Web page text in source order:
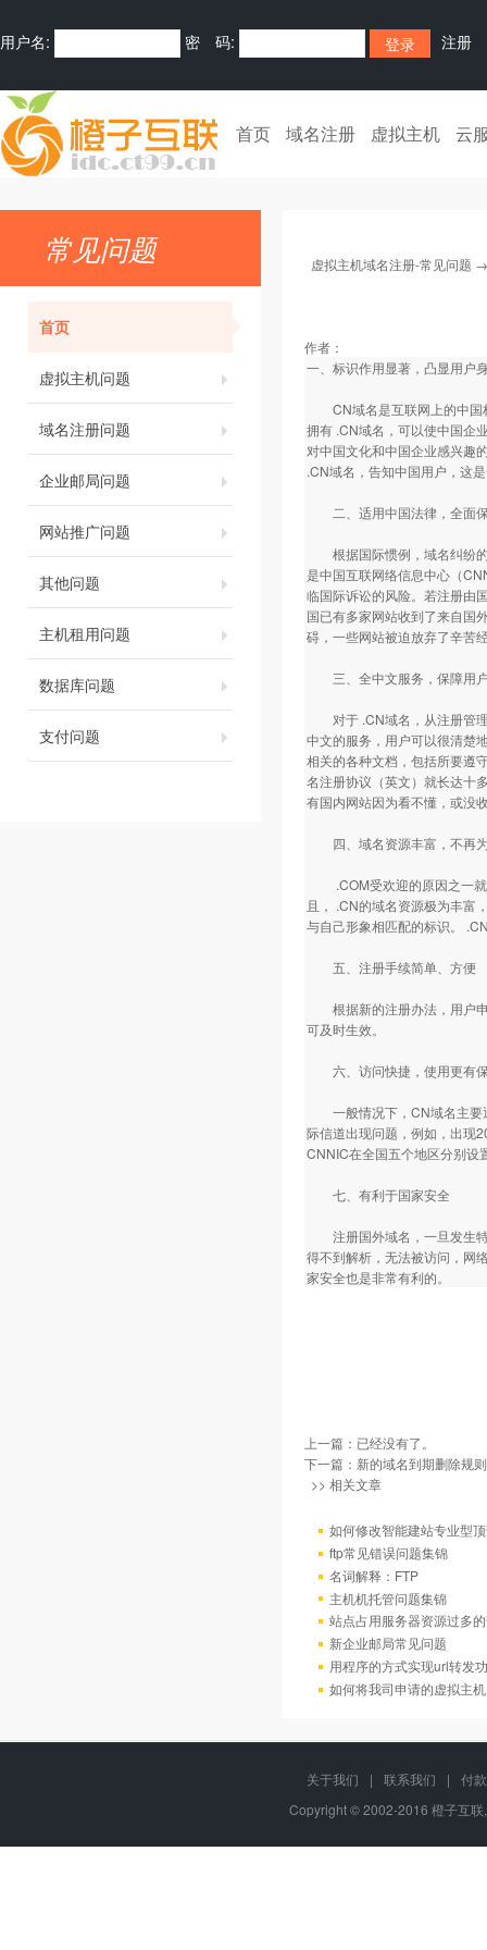
用户名: 密 码: 注册
首页 域名注册 虚拟主机 云
常见问题
首页
虚拟主机问题
域名注册问题
企业邮局问题
网站推广问题
其他问题
主机租用问题
数据库问题
支付问题
虚拟主机域名注册-常见问题
作者：
一、标识作用显著，凸显用户
CN域名是互联网上的中国
拥有 .CN域名，可以使中国企
对中国文化和中国企业感兴趣
.CN域名，告知中国用户，这
二、适用中国法律，全面
根据国际惯例，域名纠纷的
是中国互联网络信息中心（
临国际诉讼的风险。若注册由
国已有多家网站收到了来自国
碍，一些网站被迫放弃了辛苦
三、全中文服务，保障用
对于 .CN域名，从注册管理
中文的服务，用户可以很清楚
相关的各种文档，包括所要遵
名注册协议（英文）就长达十
有国内网站因为看不懂，或没
四、域名资源丰富，不再
.COM受欢迎的原因之一就
且， .CN的域名资源极为丰富
与自己形象相匹配的标识。
五、注册手续简单、方便
根据新的注册办法，用户申
可及时生效。
六、访问快捷，使用更有
一般情况下，CN域名主要
际信道出现问题，例如，出现
CNNIC在全国五个地区分别设
七、有利于国家安全
注册国外域名，一旦发生特
得不到解析，无法被访问，网
家安全也是非常有利的。
上一篇：已经没有了。
下一篇： 新的域名到期删除规
>> 相关文章
如何修改智能建站专业型
ftp常见错误问题集锦
名词解释：FTP
主机机托管问题集锦
站点占用服务器资源过多
新企业邮局常见问题
用程序的方式实现url转发
如何将我司申请的虚拟主
关于我们 | 联系我们 |
付
Copyright © 2002-2016 橙子互